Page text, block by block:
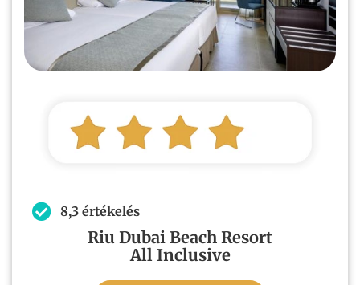
8,3 értékelés
Riu Dubai Beach Resort
All Inclusive